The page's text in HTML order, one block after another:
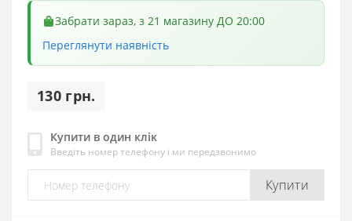
Забрати зараз, з 21 магазину ДО 20:00
Переглянути наявність
130 грн.
Купити в один клік
Введіть номер телефону і ми передзвонимо
Купити